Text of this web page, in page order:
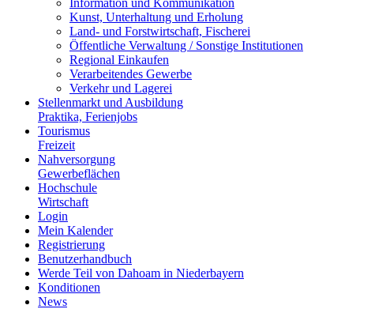
Information und Kommunikation
Kunst, Unterhaltung und Erholung
Land- und Forstwirtschaft, Fischerei
Öffentliche Verwaltung / Sonstige Institutionen
Regional Einkaufen
Verarbeitendes Gewerbe
Verkehr und Lagerei
Stellenmarkt und Ausbildung
Praktika, Ferienjobs
Tourismus
Freizeit
Nahversorgung
Gewerbeflächen
Hochschule
Wirtschaft
Login
Mein Kalender
Registrierung
Benutzerhandbuch
Werde Teil von Dahoam in Niederbayern
Konditionen
News